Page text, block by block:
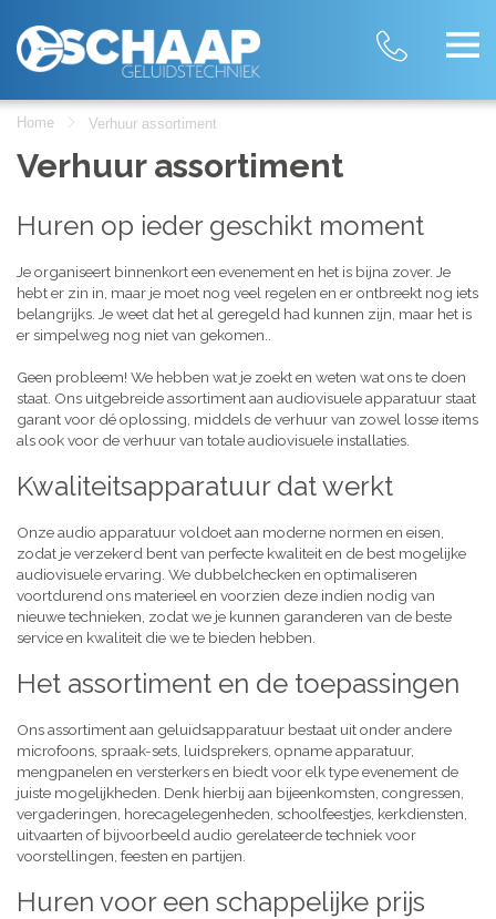
Home Verhuur assortiment
Verhuur assortiment
Huren op ieder geschikt moment
Je organiseert binnenkort een evenement en het is bijna zover. Je
hebt er zin in, maar je moet nog veel regelen en er ontbreekt nog iets
belangrijks. Je weet dat het al geregeld had kunnen zijn, maar het is
er simpelweg nog niet van gekomen..
Geen probleem! We hebben wat je zoekt en weten wat ons te doen
staat. Ons uitgebreide assortiment aan audiovisuele apparatuur staat
garant voor dé oplossing, middels de verhuur van zowel losse items
als ook voor de verhuur van totale audiovisuele installaties.
Kwaliteitsapparatuur dat werkt
Onze audio apparatuur voldoet aan moderne normen en eisen,
zodat je verzekerd bent van perfecte kwaliteit en de best mogelijke
audiovisuele ervaring. We dubbelchecken en optimaliseren
voortdurend ons materieel en voorzien deze indien nodig van
nieuwe technieken, zodat we je kunnen garanderen van de beste
service en kwaliteit die we te bieden hebben.
Het assortiment en de toepassingen
Ons assortiment aan geluidsapparatuur bestaat uit onder andere
microfoons, spraak-sets, luidsprekers, opname apparatuur,
mengpanelen en versterkers en biedt voor elk type evenement de
juiste mogelijkheden. Denk hierbij aan bijeenkomsten, congressen,
vergaderingen, horecagelegenheden, schoolfeestjes, kerkdiensten,
uitvaarten of bijvoorbeeld audio gerelateerde techniek voor
voorstellingen, feesten en partijen.
Huren voor een schappelijke prijs